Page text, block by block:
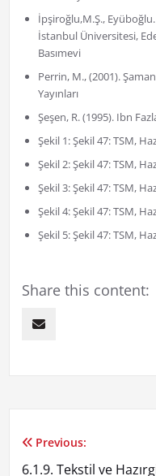
İpşiroğlu,M.Ş.,
İstanbul Üniversitesi,
Basımevi
Perrin, M., (2001).
Yayınları
Şeşen, R. (1995). Ibn
Şekil 1: Şekil 47: TSM,
Şekil 2: Şekil 47: TSM,
Şekil 3: Şekil 47: TSM,
Şekil 4: Şekil 47: TSM,
Şekil 5: Şekil 47: TSM,
Share this content:
Yazı
Previous:
6.1.9. Tekstil ve